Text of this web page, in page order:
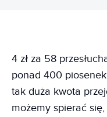
4 zł za 58
ponad 400
tak duża kwota
możemy spierać